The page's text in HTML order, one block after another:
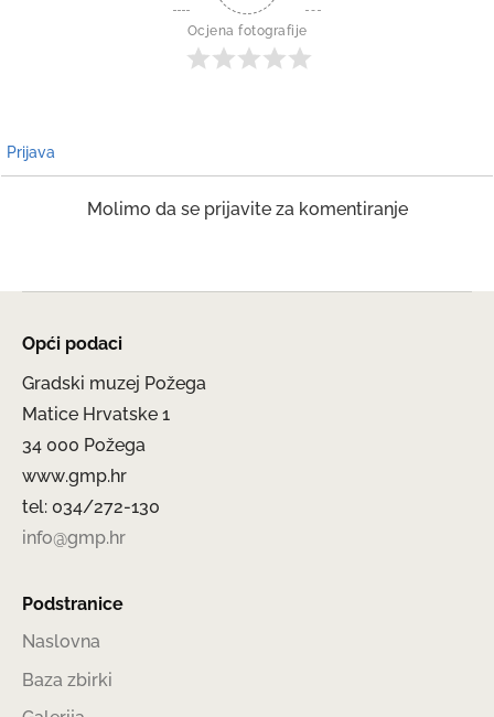
Ocjena fotografije
Prijava
Molimo da se prijavite za komentiranje
Opći podaci
Gradski muzej Požega
Matice Hrvatske 1
34 000 Požega
www.gmp.hr
tel: 034/272-130
info@gmp.hr
Podstranice
Naslovna
Baza zbirki